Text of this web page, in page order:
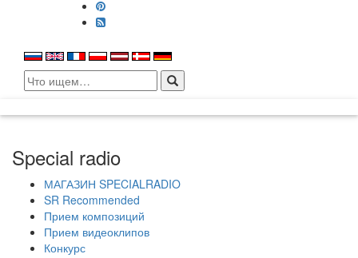
Search
for:
Special radio
МАГАЗИН SPECIALRADIO
SR Recommended
Прием композиций
Прием видеоклипов
Конкурс